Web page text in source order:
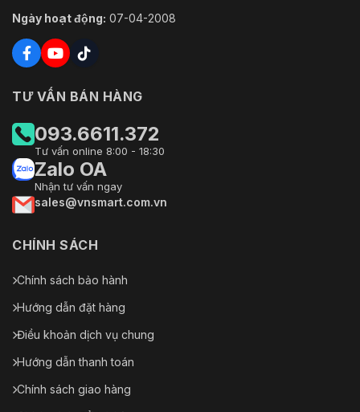
Ngày hoạt động: 07-04-2008
TƯ VẤN BÁN HÀNG
093.6611.372
Tư vấn online 8:00 - 18:30
Zalo OA
Nhận tư vấn ngay
sales@vnsmart.com.vn
CHÍNH SÁCH
Chính sách bảo hành
Hướng dẫn đặt hàng
Điều khoản dịch vụ chung
Hướng dẫn thanh toán
Chính sách giao hàng